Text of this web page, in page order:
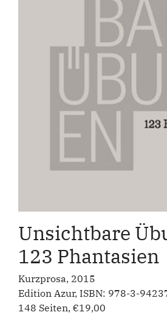
Unsichtbare
123 Phantasien
Kurzprosa, 2015
Edition Azur, ISBN: 978-3-
148 Seiten, €19,00